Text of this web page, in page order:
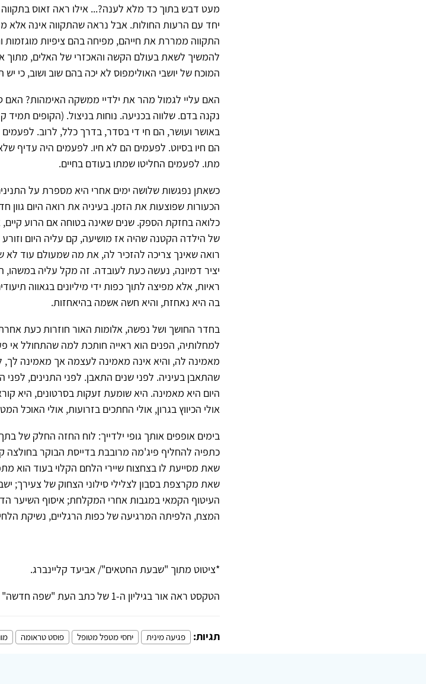
מעט דבש בתוך כד מלא לענה?... אילו ראה זאוס
יחד עם הרעות החולות. אבל נראה שהתקווה אינה אלא
התקווה ממררת את חייהם, מפיחה בהם ציפיות מוגזמות
להמשיך לשאת בעולם הקשה והאכזרי של האלים, מתוך
המוכח של יושבי האולימפוס לא יכה בהם שוב ושוב, כי
האם עליי לגמול מהר את ילדיי ממשקה האימהות? האם
נקנה בדם. שלווה בכניעה. נוחות בניצול. (הקופים תמיד
באושר ועושר, הם חי די בסדר, בדרך כלל, לרוב.
הם חיו בסיוט. לפעמים הם לא חיו. לפעמים היה עדיף
מתו. לפעמים החליטו שמתו בעודם בחיים.
כשאתן נפגשות שלושה ימים אחרי היא מספרת על
הכעורות שפוצעות את הזמן. בעיניה את רואה היום
כלואה בחזקת הספק. שנים שאינה בטוחה אם הרוע קיים,
של הילדה הקטנה שהיה אז מושיעה, קם עליה היום
רואה שאינך צריכה להזכיר לה, את מה שמעולם עוד
יציר דמיונה, נעשה כעת לעובדה. זה מקל עליה
ראיות, אלא מפיצה לתוך כפות ידי מיליונים בגאווה
בה היא נאחזת, והיא חשה אשמה בהיאחזות.
בחדר החושך ושל נפשה, אלומות האור חוזרות כעת אחרת,
למחלותיה, הפנים הוא ראייה חותכת למה שהתחולל אי
מאמינה לה, והיא אינה מאמינה לעצמה אך מאמינה לך,
שהתאבן בעיניה. לפני שנים התאבן. לפני התנינים, לפני
היום היא מאמינה. היא שומעת זעקות בסרטונים, היא
אולי הכיווץ בגרון, אולי החתכים בזרועות, אולי האוכל
בימים אופפים אותך גופי ילדייך: לוח החזה החלק של
כתפיה להחליף פיג'מה מרובבת בדייסת הבוקר בחולצה
שאת מסייעת לו בצחצוח שיירי הלחם הקלוי בעוד הוא
שאת מקרצפת בסבון לצלילי סילוני הצחוק של צעירך;
העיטוף הקמאי במגבות אחרי המקלחת; איסוף השיער
המצח, הלפיתה המרגיעה של כפות הרגליים, נשיקת
*ציטוט מתוך "שבעת החטאים"/ אביעד קליינברג.
הטקסט ראה אור בגיליון ה-1 של כתב העת "שפה חדשה"
תגיות: פגיעה מינית יחסי מטפל מטופל פוסט טראומה